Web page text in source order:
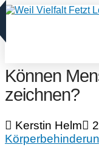
Können
zeichnen?
Kerstin Helm